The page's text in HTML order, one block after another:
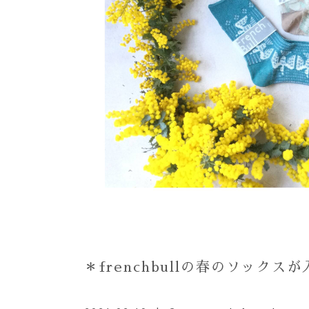
＊frenchbullの春のソックスが